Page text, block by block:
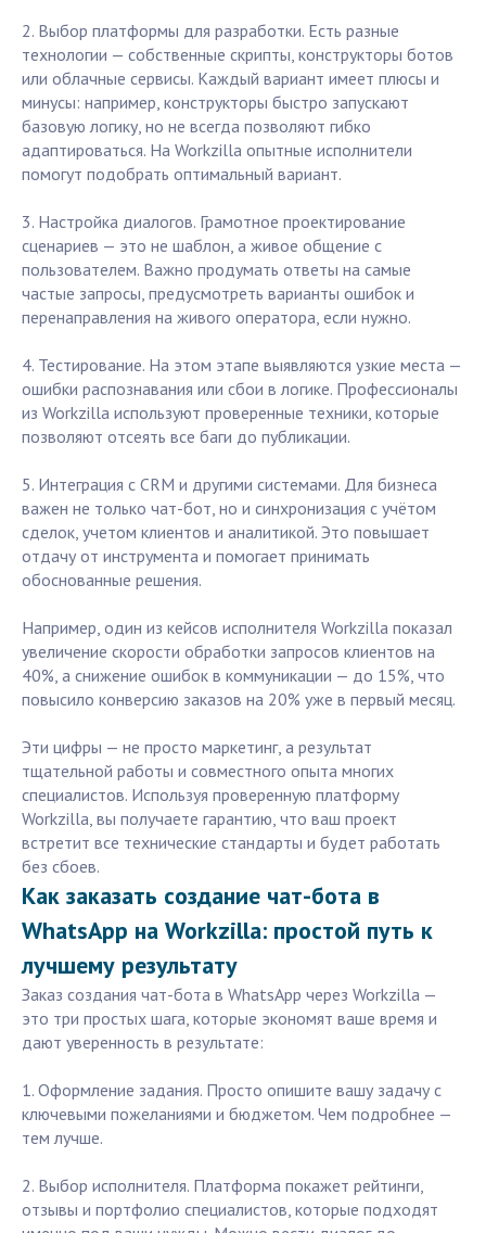
2. Выбор платформы для разработки. Есть разные
технологии — собственные скрипты, конструкторы ботов
или облачные сервисы. Каждый вариант имеет плюсы и
минусы: например, конструкторы быстро запускают
базовую логику, но не всегда позволяют гибко
адаптироваться. На Workzilla опытные исполнители
помогут подобрать оптимальный вариант.
3. Настройка диалогов. Грамотное проектирование
сценариев — это не шаблон, а живое общение с
пользователем. Важно продумать ответы на самые
частые запросы, предусмотреть варианты ошибок и
перенаправления на живого оператора, если нужно.
4. Тестирование. На этом этапе выявляются узкие места —
ошибки распознавания или сбои в логике. Профессионалы
из Workzilla используют проверенные техники, которые
позволяют отсеять все баги до публикации.
5. Интеграция с CRM и другими системами. Для бизнеса
важен не только чат-бот, но и синхронизация с учётом
сделок, учетом клиентов и аналитикой. Это повышает
отдачу от инструмента и помогает принимать
обоснованные решения.
Например, один из кейсов исполнителя Workzilla показал
увеличение скорости обработки запросов клиентов на
40%, а снижение ошибок в коммуникации — до 15%, что
повысило конверсию заказов на 20% уже в первый месяц.
Эти цифры — не просто маркетинг, а результат
тщательной работы и совместного опыта многих
специалистов. Используя проверенную платформу
Workzilla, вы получаете гарантию, что ваш проект
встретит все технические стандарты и будет работать
без сбоев.
Как заказать создание чат-бота в
WhatsApp на Workzilla: простой путь к
лучшему результату
Заказ создания чат-бота в WhatsApp через Workzilla —
это три простых шага, которые экономят ваше время и
дают уверенность в результате:
1. Оформление задания. Просто опишите вашу задачу с
ключевыми пожеланиями и бюджетом. Чем подробнее —
тем лучше.
2. Выбор исполнителя. Платформа покажет рейтинги,
отзывы и портфолио специалистов, которые подходят